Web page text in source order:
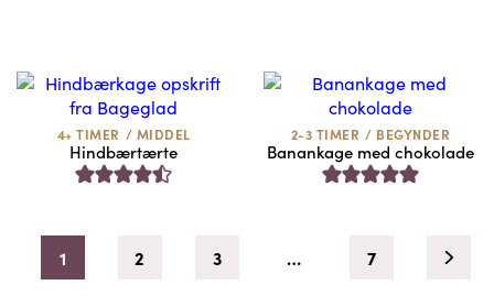
4+ TIMER / MIDDEL
Hindbærtærte
2-3 TIMER / BEGYNDER
Banankage med chokolade
1 2 3 … 7